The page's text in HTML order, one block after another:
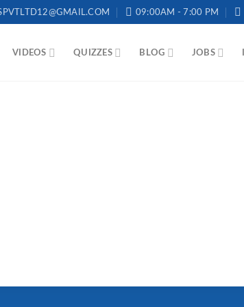
09:00AM - 7:00 PM
VIDEOS QUIZZES BLOG JOBS